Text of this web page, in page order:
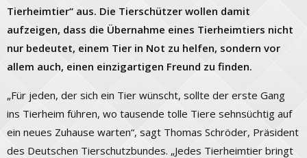
Tierheimtier“ aus. Die Tierschützer wollen damit
aufzeigen, dass die Übernahme eines Tierheimtiers nicht
nur bedeutet, einem Tier in Not zu helfen, sondern vor
allem auch, einen einzigartigen Freund zu finden.
„Für jeden, der sich ein Tier wünscht, sollte der erste Gang
ins Tierheim führen, wo tausende tolle Tiere sehnsüchtig auf
ein neues Zuhause warten“, sagt Thomas Schröder, Präsident
des Deutschen Tierschutzbundes. „Jedes Tierheimtier bringt